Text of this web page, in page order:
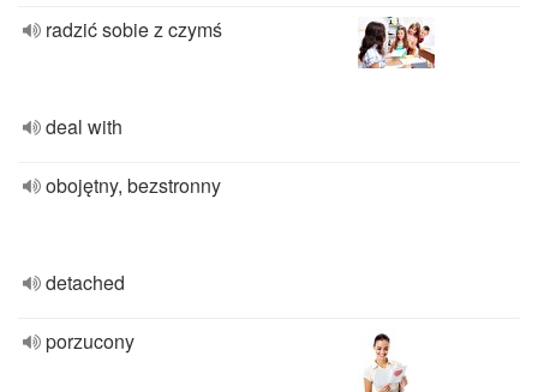
radzić sobie z czymś
deal with
obojętny, bezstronny
detached
porzucony